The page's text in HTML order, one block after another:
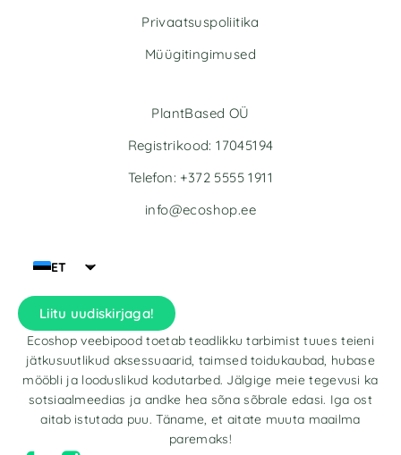
Privaatsuspoliitika
Müügitingimused
ET
Liitu uudiskirjaga!
Ecoshop veebipood toetab teadlikku tarbimist tuues teieni
jätkusuutlikud aksessuaarid, taimsed toidukaubad, hubase
mööbli ja looduslikud kodutarbed. Jälgige meie tegevusi ka
sotsiaalmeedias ja andke hea sõna sõbrale edasi. Iga ost
aitab istutada puu. Täname, et aitate muuta maailma
paremaks!
PlantBased OÜ
Registrikood: 17045194
Telefon: +372 5555 1911
info@ecoshop.ee